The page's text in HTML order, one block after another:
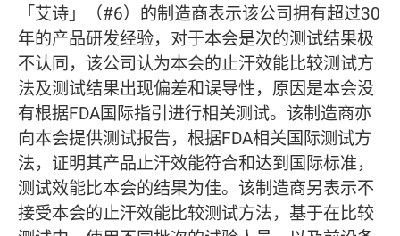
「艾诗」（#6）的制造商表示该公司拥有超过30
年的产品研发经验，对于本会是次的测试结果极
不认同，该公司认为本会的止汗效能比较测试方
法及测试结果出现偏差和误导性，原因是本会没
有根据FDA国际指引进行相关测试。该制造商亦
向本会提供测试报告，根据FDA相关国际测试方
法，证明其产品止汗效能符合和达到国际标准，
测试效能比本会的结果为佳。该制造商另表示不
接受本会的止汗效能比较测试方法，基于在比较